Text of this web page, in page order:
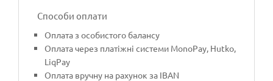
Способи оплати
Оплата з особистого балансу
Оплата через платіжні системи MonoPay, Hutko,
LiqPay
Оплата вручну на рахунок за IBAN